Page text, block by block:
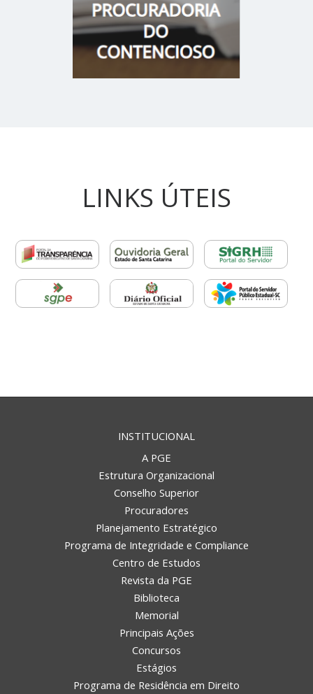
LINKS ÚTEIS
INSTITUCIONAL
A PGE
Estrutura Organizacional
Conselho Superior
Procuradores
Planejamento Estratégico
Programa de Integridade e Compliance
Centro de Estudos
Revista da PGE
Biblioteca
Memorial
Principais Ações
Concursos
Estágios
Programa de Residência em Direito